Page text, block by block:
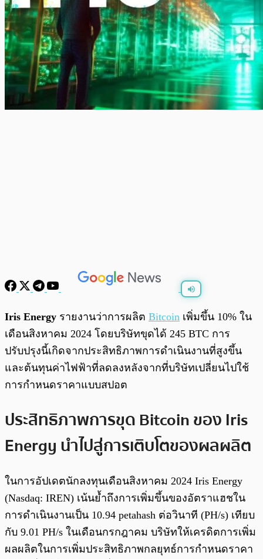
0:00
Iris Energy รายงานว่าการผลิต Bitcoin เพิ่มขึ้น 10% ใน
เดือนสิงหาคม 2024 โดยบริษัทขุดได้ 245 BTC การ
ปรับปรุงนี้เกิดจากประสิทธิภาพการดำเนินงานที่สูงขึ้น
และต้นทุนค่าไฟฟ้าที่ลดลงหลังจากที่บริษัทเปลี่ยนไปใช้
การกำหนดราคาแบบสปอต
ประสิทธิภาพการขุด Bitcoin ของ Iris
Energy นำไปสู่การเติบโตของผลผลิต
ในการอัปเดตนักลงทุนเดือนสิงหาคม 2024 Iris Energy
(Nasdaq: IREN) เน้นย้ำถึงการเพิ่มขึ้นของอัตราแฮชใน
การดำเนินงานเป็น 10.94 petahash ต่อวินาที (PH/s) เทียบ
กับ 9.01 PH/s ในเดือนกรกฎาคม บริษัทให้เครดิตการเพิ่ม
ผลผลิตในการเพิ่มประสิทธิภาพกลยุทธ์การกำหนดราคา